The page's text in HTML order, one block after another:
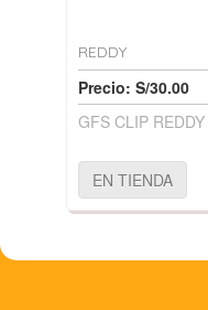
REDDY
Precio: S/30.00
GFS CLIP
EN TIENDA